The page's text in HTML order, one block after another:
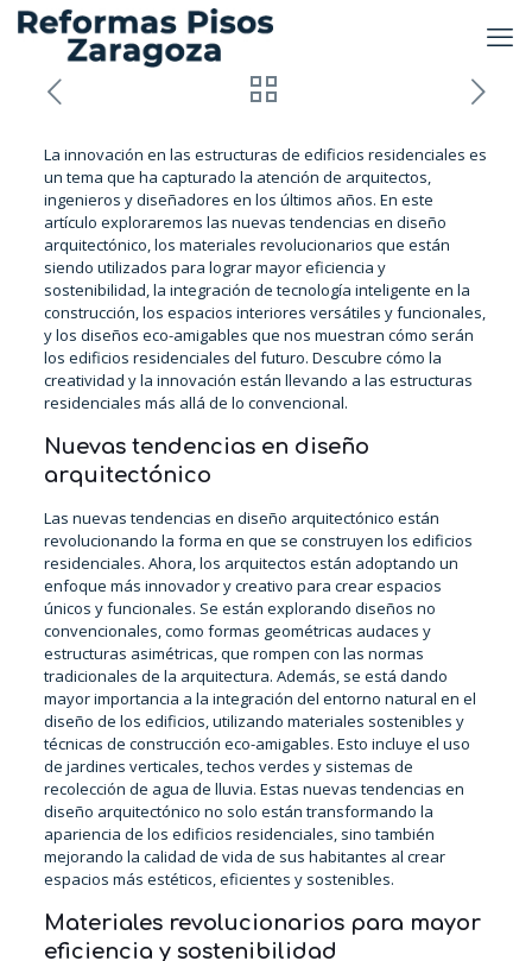
La innovación en las estructuras de edificios residenciales es
un tema que ha capturado la atención de arquitectos,
ingenieros y diseñadores en los últimos años. En este
artículo exploraremos las nuevas tendencias en diseño
arquitectónico, los materiales revolucionarios que están
siendo utilizados para lograr mayor eficiencia y
sostenibilidad, la integración de tecnología inteligente en la
construcción, los espacios interiores versátiles y funcionales,
y los diseños eco-amigables que nos muestran cómo serán
los edificios residenciales del futuro. Descubre cómo la
creatividad y la innovación están llevando a las estructuras
residenciales más allá de lo convencional.
Nuevas tendencias en diseño
arquitectónico
Las nuevas tendencias en diseño arquitectónico están
revolucionando la forma en que se construyen los edificios
residenciales. Ahora, los arquitectos están adoptando un
enfoque más innovador y creativo para crear espacios
únicos y funcionales. Se están explorando diseños no
convencionales, como formas geométricas audaces y
estructuras asimétricas, que rompen con las normas
tradicionales de la arquitectura. Además, se está dando
mayor importancia a la integración del entorno natural en el
diseño de los edificios, utilizando materiales sostenibles y
técnicas de construcción eco-amigables. Esto incluye el uso
de jardines verticales, techos verdes y sistemas de
recolección de agua de lluvia. Estas nuevas tendencias en
diseño arquitectónico no solo están transformando la
apariencia de los edificios residenciales, sino también
mejorando la calidad de vida de sus habitantes al crear
espacios más estéticos, eficientes y sostenibles.
Materiales revolucionarios para mayor
eficiencia y sostenibilidad